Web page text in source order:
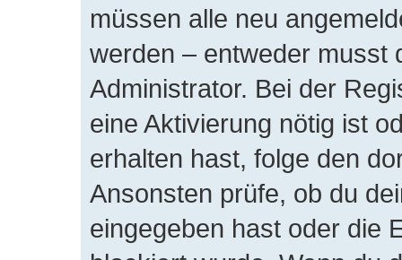
müssen alle neu
werden – entweder musst
Administrator. Bei der
eine Aktivierung nötig ist
erhalten hast, folge den
Ansonsten prüfe, ob du
eingegeben hast oder die